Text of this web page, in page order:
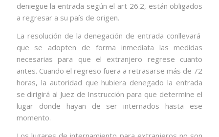
deniegue la entrada según el art 26.2, están obligados
a regresar a su país de origen.
La resolución de la denegación de entrada conllevará
que se adopten de forma inmediata las medidas
necesarias para que el extranjero regrese cuanto
antes. Cuando el regreso fuera a retrasarse más de 72
horas, la autoridad que hubiera denegado la entrada
se dirigirá al Juez de Instrucción para que determine el
lugar donde hayan de ser internados hasta ese
momento.